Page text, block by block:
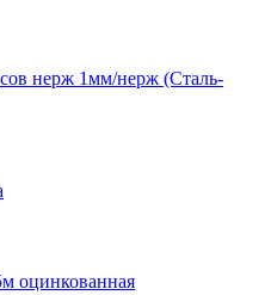
нерж 1мм/нерж (Сталь-
оцинкованная